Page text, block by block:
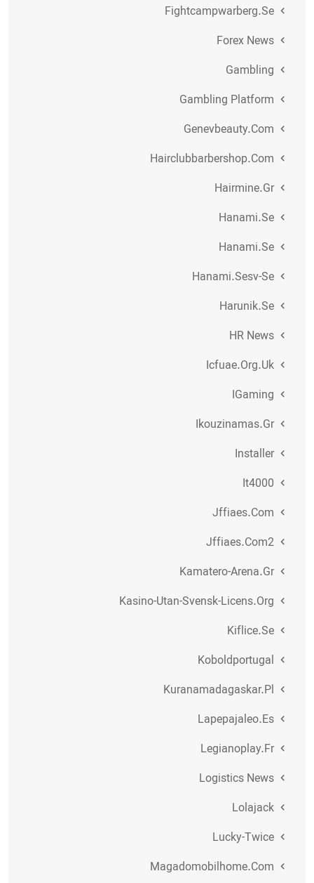
Fightcampwarberg.se
Forex News
Gambling
Gambling Platform
Genevbeauty.com
Hairclubbarbershop.com
Hairmine.gr
Hanami.se
Hanami.se
Hanami.sesv-Se
Harunik.se
HR News
Icfuae.org.uk
IGaming
Ikouzinamas.gr
Installer
It4000
Jffiaes.com
Jffiaes.com2
Kamatero-Arena.gr
Kasino-Utan-Svensk-Licens.org
Kiflice.se
Koboldportugal
Kuranamadagaskar.pl
Lapepajaleo.es
Legianoplay.fr
Logistics News
Lolajack
Lucky-Twice
Magadomobilhome.com